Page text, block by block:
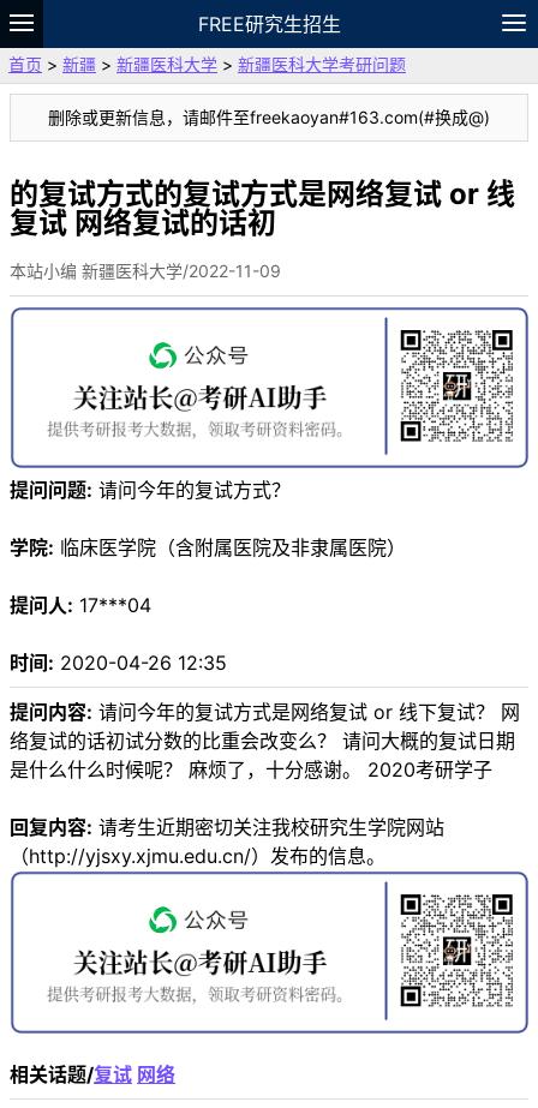
FREE研究生招生
题库
故事 专题 APP 笔记
论坛
VIP
资料
首页 > 新疆 > 新疆医科大学 > 新疆医科大学考研问题
删除或更新信息，请邮件至freekaoyan#163.com(#换成@)
的复试方式的复试方式是网络复试 or 线
复试 网络复试的话初
本站小编 新疆医科大学/2022-11-09
提问问题: 请问今年的复试方式？
学院: 临床医学院（含附属医院及非隶属医院）
提问人: 17***04
时间: 2020-04-26 12:35
提问内容: 请问今年的复试方式是网络复试 or 线下复试？ 网
络复试的话初试分数的比重会改变么？ 请问大概的复试日期
是什么什么时候呢？ 麻烦了，十分感谢。 2020考研学子
回复内容: 请考生近期密切关注我校研究生学院网站
（http://yjsxy.xjmu.edu.cn/）发布的信息。
相关话题/复试 网络